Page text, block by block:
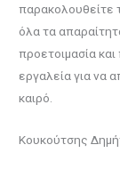
παρακολουθείτε
όλα τα
προετοιμασία
εργαλεία για να
καιρό.
Κουκούτσης